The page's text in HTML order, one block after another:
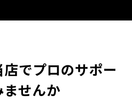
でプロのサポー
ませんか